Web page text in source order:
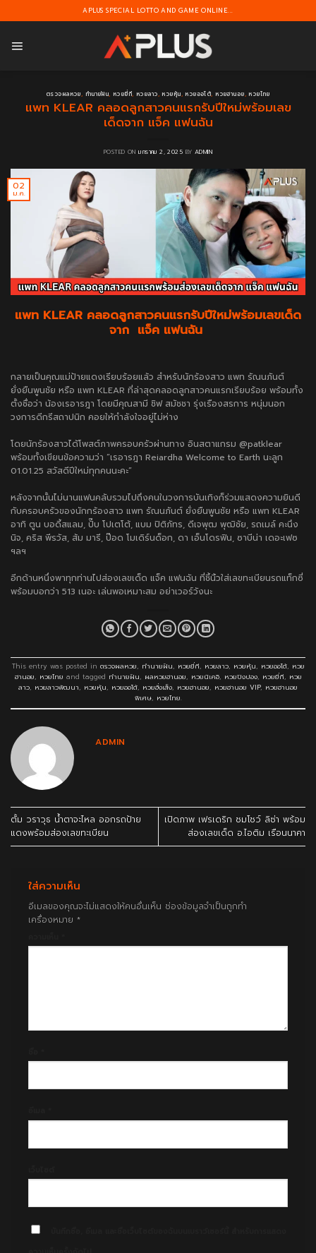
to
APLUS SPECIAL LOTTO AND GAME ONLINE...
ตรวจผลหวย, ทำนายฝัน, หวยยี่กี, หวยลาว, หวยหุ้น, หวยออโต้, หวยฮานอย, หวยไทย
แพท KLEAR คลอดลูกสาวคนแรกรับปีใหม่พร้อมเลข
เด็ดจาก แจ็ค แฟนฉัน
POSTED ONมกราคม 2, 2025 BY ADMIN
02
ม.ค.
แพท KLEAR คลอดลูกสาวคนแรกรับปีใหม่พร้อมเลขเด็ด
จาก แจ็ค แฟนฉัน
กลายเป็นคุณแม่ป้ายแดงเรียบร้อยแล้ว สำหรับนักร้องสาว แพท รัณนภันต์
ยั่งยืนพูนชัย หรือ แพท KLEAR ที่ล่าสุดคลอดลูกสาวคนแรกเรียบร้อย พร้อมทั้ง
ตั้งชื่อว่า น้องเรอารฎา โดยมีคุณสามี ชิฟ สมัชชา รุ่งเรืองสรการ หนุ่มนอก
วงการดีกรีสถาปนิก คอยให้กำลังใจอยู่ไม่ห่าง
โดยนักร้องสาวได้โพสต์ภาพครอบครัวผ่านทาง อินสตาแกรม @patklear
พร้อมทั้งเขียนข้อความว่า “เรอารฎา Reiardha Welcome to Earth นะลูก
01.01.25 สวัสดีปีใหม่ทุกคนนะคะ”
หลังจากนั้นไม่นานแฟนคลับรวมไปถึงคนในวงการบันเทิงก็ร่วมแสดงความยินดี
กับครอบครัวของนักกร้องสาว แพท รัณนภันต์ ยั่งยืนพูนชัย หรือ แพท KLEAR
อาทิ ตูน บอดี้สแลม, ปั๊บ โปเตโต้, แบม ปิติภัทร, ดีเจพุฒ พุฒิชัย, รถเมล์ คะนึง
นิจ, คริส พีรวัส, ส้ม มารี, ป๊อด โมเดิร์นด็อก, ดา เอ็นโดรฟิน, ซาบีน่า เดอะเฟซ
ฯลฯ
อีกด้านหนึ่งพาทุกท่านไปส่องเลขเด็ด แจ็ค แฟนฉัน ที่ชี้นิ้วใส่เลขทะเบียนรถแท็กซี่
พร้อมบอกว่า 513 เนอะ เล่นพอเหมาะสม อย่าเวอร์วังนะ
This entry was posted in ตรวจผลหวย, ทำนายฝัน, หวยยี่กี, หวยลาว, หวยหุ้น, หวยออโต้, หวย
ฮานอย, หวยไทย and tagged ทำนายฝัน, ผลหวยฮานอย, หวยนิเคอิ, หวยปิงปอง, หวยยี่กี, หวย
ลาว, หวยลาวพัฒนา, หวยหุ้น, หวยออโต้, หวยฮั่งเส็ง, หวยฮานอย, หวยฮานอย VIP, หวยฮานอย
พิเศษ, หวยไทย.
ADMIN
ตั้ม วราวุธ น้ำตาจะไหล ออกรถป้าย
แดงพร้อมส่องเลขทะเบียน
เปิดภาพ เฟรเดริก ชมโชว์ ลิซ่า พร้อม
ส่องเลขเด็ด อ.ไอติม เรือนนาคา
ใส่ความเห็น
อีเมลของคุณจะไม่แสดงให้คนอื่นเห็น ช่องข้อมูลจำเป็นถูกทำ
เครื่องหมาย *